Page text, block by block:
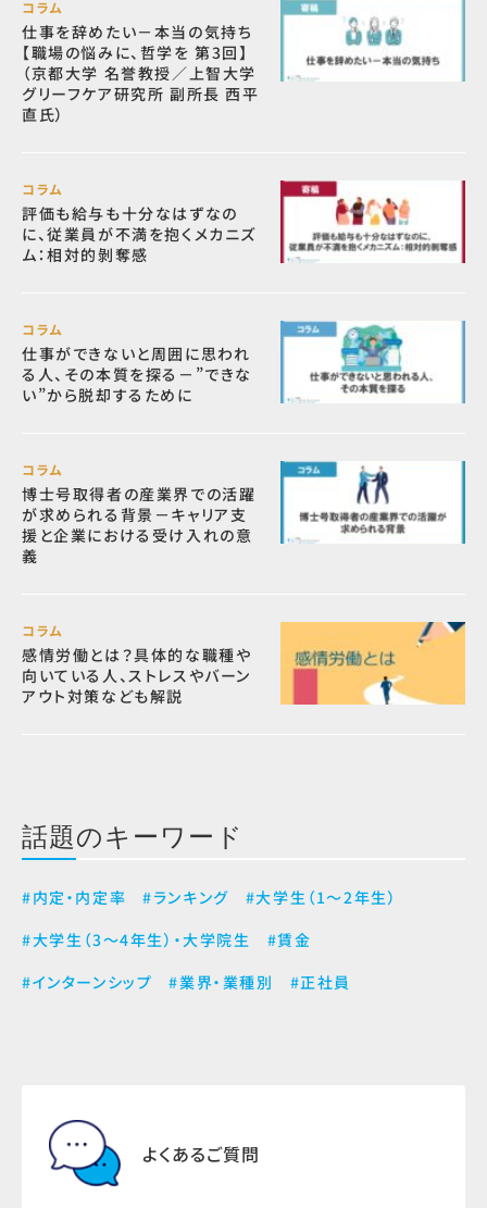
コラム
仕事を辞めたい－本当の気持ち
【職場の悩みに、哲学を 第3回】
（京都大学 名誉教授／上智大学
グリーフケア研究所 副所長 西平
直氏）
コラム
評価も給与も十分なはずなの
に、従業員が不満を抱くメカニズ
ム：相対的剝奪感
コラム
仕事ができないと周囲に思われ
る人、その本質を探る－”できな
い”から脱却するために
コラム
博士号取得者の産業界での活躍
が求められる背景－キャリア支
援と企業における受け入れの意
義
コラム
感情労働とは？具体的な職種や
向いている人、ストレスやバーン
アウト対策なども解説
話題のキーワード
#内定・内定率 #ランキング
#大学生（1～2年生）
#大学生（3～4年生）・大学院生
#賃金
#インターンシップ
#業界・業種別 #正社員
よくあるご質問